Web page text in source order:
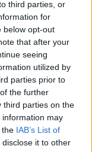
third parties, or
for
below opt-out
that after your
seeing
utilized by
parties prior to
the further
third parties on the
information may
the IAB’s List of
it to other
πάντα για
κρυμμένος
από μένα το
ως το
θέλω να τον